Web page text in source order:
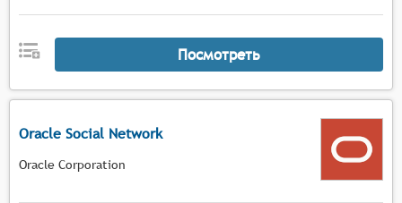
Посмотреть
Oracle Social Network
Oracle Corporation